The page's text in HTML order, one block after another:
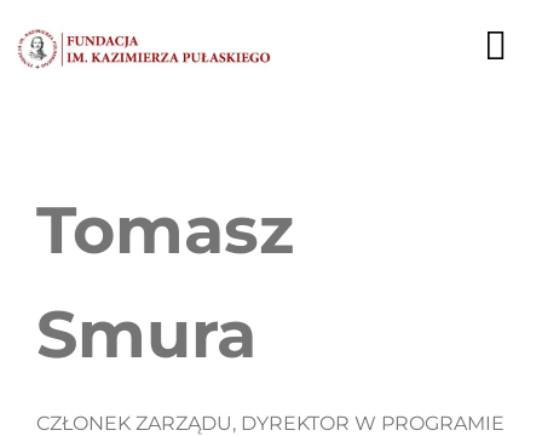
do
zawartości
Tomasz
Smura
CZŁONEK ZARZĄDU, DYREKTOR W PROGRAMIE